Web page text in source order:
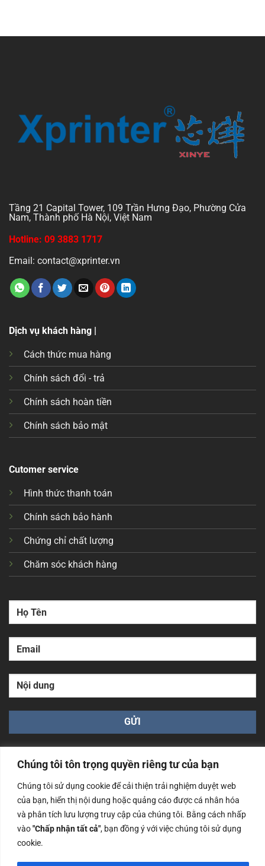
Chúng tôi tôn trọng quyền riêng tư của bạn
Chúng tôi sử dụng cookie để cải thiện trải nghiệm duyệt web
của bạn, hiển thị nội dung hoặc quảng cáo được cá nhân hóa
và phân tích lưu lượng truy cập của chúng tôi. Bằng cách nhấp
vào"Chấp nhận tất cả", bạn đồng ý với việc chúng tôi sử dụng
cookie.
Tầng 21 Capital Tower, 109 Trần Hưng Đạo, Phường Cửa
Nam, Thành phố Hà Nội, Việt Nam
Hotline: 09 3883 1717
Email: contact@xprinter.vn
Dịch vụ khách hàng |
Cách thức mua hàng
Chính sách đổi - trả
Chính sách hoàn tiền
Chính sách bảo mật
Cutomer service
Hình thức thanh toán
Chính sách bảo hành
Chứng chỉ chất lượng
Chăm sóc khách hàng
Công ty TNHH Nam Bình Xương - Số ĐKKD: 0108783483
cấp ngày 14/06/2019 bởi Sở Kế Hoạch và Đầu Tư Tp. Hà
Nội
Copyrights @2023 Nam Binh Xuong. All Rights Reserved